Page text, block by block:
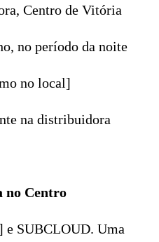
Centro de Vitória
no período da noite
no local]
na distribuidora
no Centro
SUBCLOUD. Uma